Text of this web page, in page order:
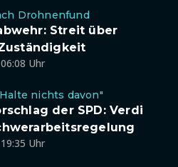
Drohnenfund
Streit über
Uhr
nichts davon"
der SPD: Verdi
Uhr